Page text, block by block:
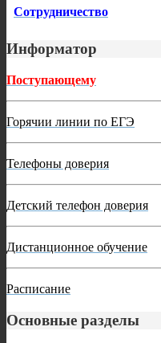
Сотрудничество
Информатор
Поступающему
Горячии линии по ЕГЭ
Телефоны доверия
Детский телефон доверия
Дистанционное обучение
Расписание
Основные разделы